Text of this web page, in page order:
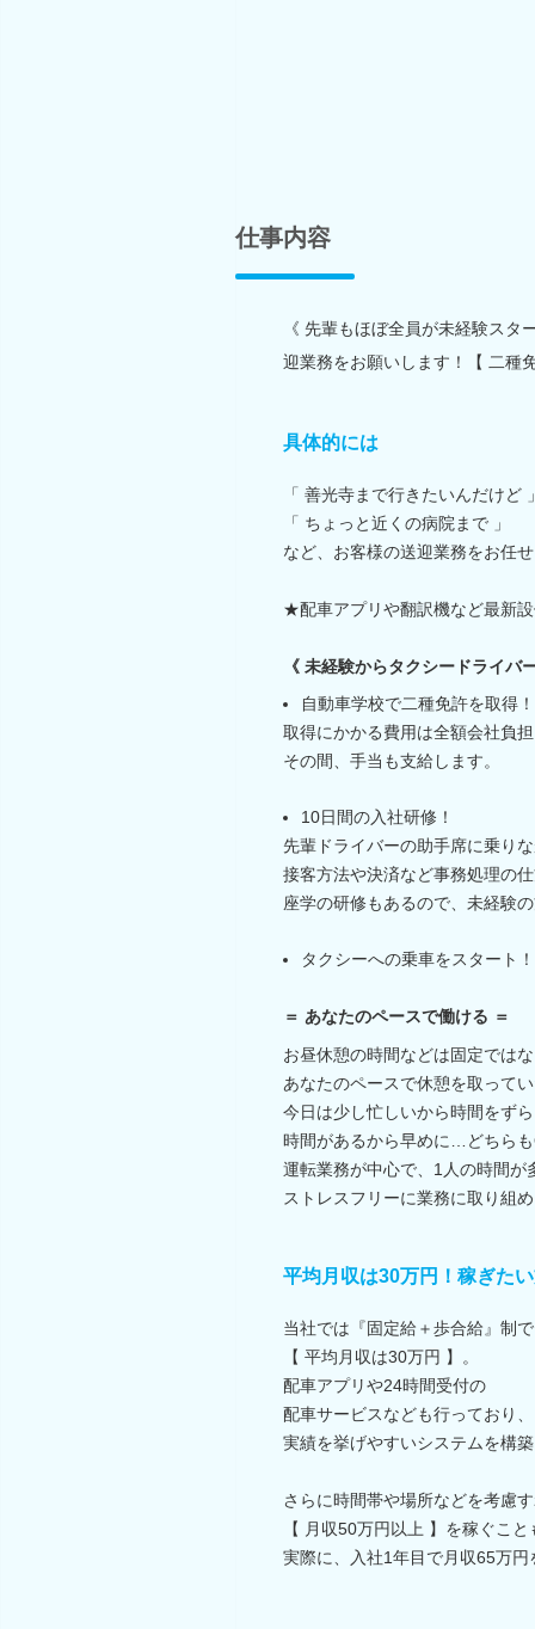
仕事内容
《 先輩もほぼ全員が未経験ス
迎業務をお願いします！【 二種
具体的には
「 善光寺まで行きたいんだけど
「 ちょっと近くの病院まで 」
など、お客様の送迎業務をお任
★配車アプリや翻訳機など最新
《 未経験からタクシードライバ
自動車学校で二種免許を取得！
取得にかかる費用は全額会社負
その間、手当も支給します。
10日間の入社研修！
先輩ドライバーの助手席に乗り
接客方法や決済など事務処理の
座学の研修もあるので、未経験
タクシーへの乗車をスタート
＝ あなたのペースで働ける ＝
お昼休憩の時間などは固定では
あなたのペースで休憩を取って
今日は少し忙しいから時間をず
時間があるから早めに…どちら
運転業務が中心で、1人の時間が
ストレスフリーに業務に取り組
平均月収は30万円！稼ぎた
当社では『固定給＋歩合給』制
【 平均月収は30万円 】。
配車アプリや24時間受付の
配車サービスなども行っており、
実績を挙げやすいシステムを構
さらに時間帯や場所などを考慮
【 月収50万円以上 】を稼ぐこ
実際に、入社1年目で月収65万